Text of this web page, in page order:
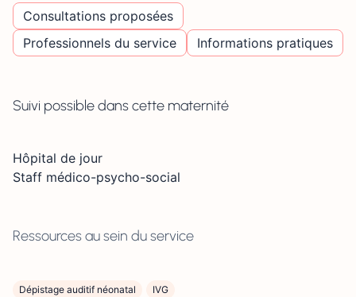
Consultations proposées
Professionnels du service
Informations pratiques
Suivi possible dans cette maternité
Hôpital de jour
Staff médico-psycho-social
Ressources au sein du service
Dépistage auditif néonatal IVG